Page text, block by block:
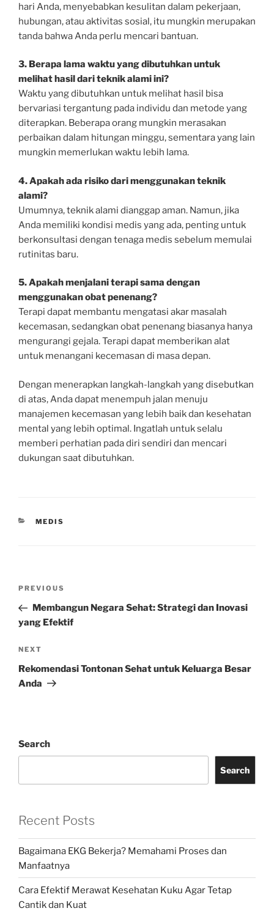
hari Anda, menyebabkan kesulitan dalam pekerjaan,
hubungan, atau aktivitas sosial, itu mungkin merupakan
tanda bahwa Anda perlu mencari bantuan.
3. Berapa lama waktu yang dibutuhkan untuk
melihat hasil dari teknik alami ini?
Waktu yang dibutuhkan untuk melihat hasil bisa
bervariasi tergantung pada individu dan metode yang
diterapkan. Beberapa orang mungkin merasakan
perbaikan dalam hitungan minggu, sementara yang lain
mungkin memerlukan waktu lebih lama.
4. Apakah ada risiko dari menggunakan teknik
alami?
Umumnya, teknik alami dianggap aman. Namun, jika
Anda memiliki kondisi medis yang ada, penting untuk
berkonsultasi dengan tenaga medis sebelum memulai
rutinitas baru.
5. Apakah menjalani terapi sama dengan
menggunakan obat penenang?
Terapi dapat membantu mengatasi akar masalah
kecemasan, sedangkan obat penenang biasanya hanya
mengurangi gejala. Terapi dapat memberikan alat
untuk menangani kecemasan di masa depan.
Dengan menerapkan langkah-langkah yang disebutkan
di atas, Anda dapat menempuh jalan menuju
manajemen kecemasan yang lebih baik dan kesehatan
mental yang lebih optimal. Ingatlah untuk selalu
memberi perhatian pada diri sendiri dan mencari
dukungan saat dibutuhkan.
CATEGORIES
MEDIS
Previous
Post
PREVIOUS
Membangun Negara Sehat: Strategi dan Inovasi
yang Efektif
Next
Post
NEXT
Rekomendasi Tontonan Sehat untuk Keluarga Besar
Anda
Search
Search
Recent Posts
Bagaimana EKG Bekerja? Memahami Proses dan
Manfaatnya
Cara Efektif Merawat Kesehatan Kuku Agar Tetap
Cantik dan Kuat